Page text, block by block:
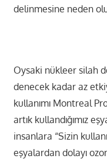
delinmesine neden
Oysaki nükleer silah
denecek kadar az
kullanımı Montreal
artık kullandığımız
insanlara “Sizin
eşyalardan dolayı